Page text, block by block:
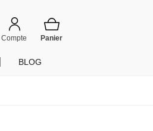
Compte
BLOG